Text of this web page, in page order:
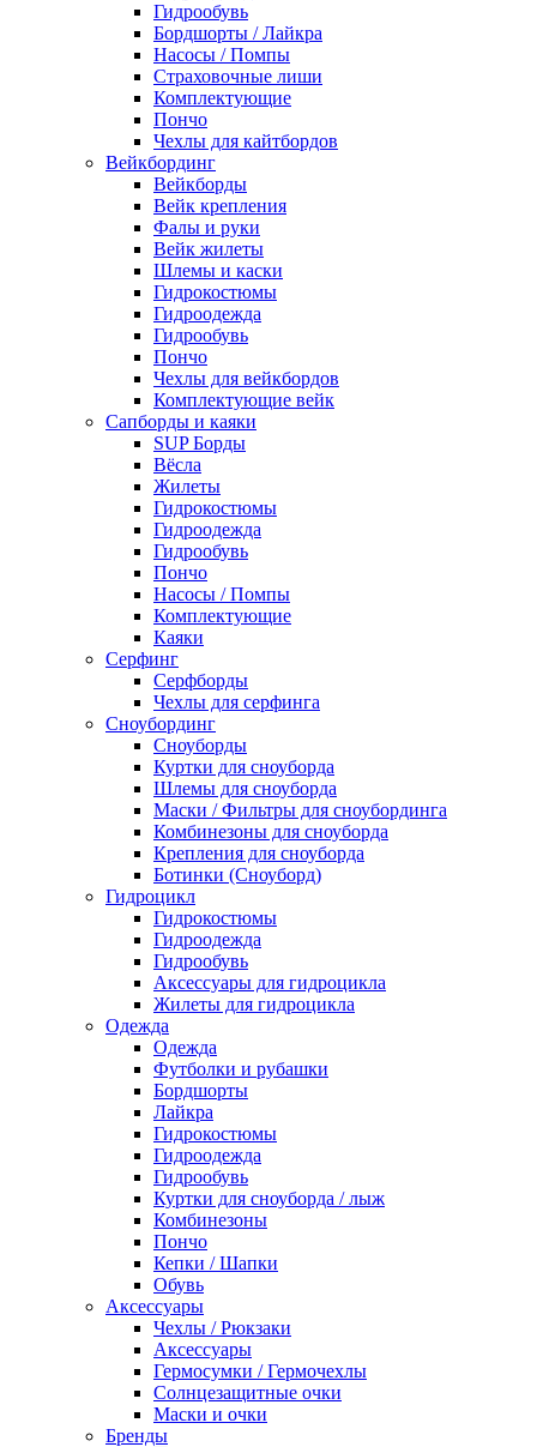
Гидрообувь
Бордшорты / Лайкра
Насосы / Помпы
Страховочные лиши
Комплектующие
Пончо
Чехлы для кайтбордов
Вейкбординг
Вейкборды
Вейк крепления
Фалы и руки
Вейк жилеты
Шлемы и каски
Гидрокостюмы
Гидроодежда
Гидрообувь
Пончо
Чехлы для вейкбордов
Комплектующие вейк
Сапборды и каяки
SUP Борды
Вёсла
Жилеты
Гидрокостюмы
Гидроодежда
Гидрообувь
Пончо
Насосы / Помпы
Комплектующие
Каяки
Серфинг
Серфборды
Чехлы для серфинга
Сноубординг
Сноуборды
Куртки для сноуборда
Шлемы для сноуборда
Маски / Фильтры для сноубординга
Комбинезоны для сноуборда
Крепления для сноуборда
Ботинки (Сноуборд)
Гидроцикл
Гидрокостюмы
Гидроодежда
Гидрообувь
Аксессуары для гидроцикла
Жилеты для гидроцикла
Одежда
Одежда
Футболки и рубашки
Бордшорты
Лайкра
Гидрокостюмы
Гидроодежда
Гидрообувь
Куртки для сноуборда / лыж
Комбинезоны
Пончо
Кепки / Шапки
Обувь
Аксессуары
Чехлы / Рюкзаки
Аксессуары
Гермосумки / Гермочехлы
Солнцезащитные очки
Маски и очки
Бренды